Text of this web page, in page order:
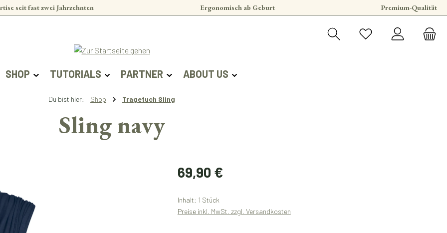
seit fast zwei Jahrzehnten Ergonomisch ab Geburt Premium-Qualität
SHOP TUTORIALS PARTNER ABOUT US
Du bist hier: Shop Tragetuch Sling
Sling navy
Regulärer Preis:
69,90 €
Inhalt: 1 Stück
Preise inkl. MwSt. zzgl. Versandkosten